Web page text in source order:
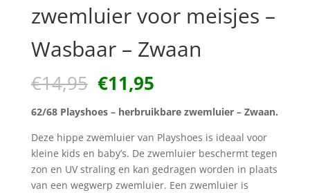
zwemluier voor meisjes –
Wasbaar – Zwaan
€14,95 Oorspronkelijke
prijs
was:
€14,95.
€11,95Huidige
is:
€11,95.
62/68 Playshoes – herbruikbare zwemluier – Zwaan.
Deze hippe zwemluier van Playshoes is ideaal voor
kleine kids en baby’s. De zwemluier beschermt tegen
zon en UV straling en kan gedragen worden in plaats
van een wegwerp zwemluier. Een zwemluier is